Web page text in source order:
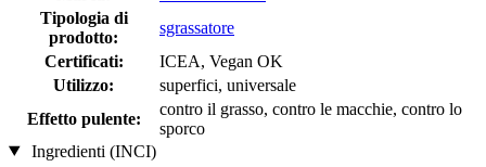
Tipologia di
prodotto:
sgrassatore
Certificati:
ICEA, Vegan OK
Utilizzo:
superfici, universale
Effetto pulente:
contro il grasso, contro le macchie, contro lo
sporco
Ingredienti (INCI)